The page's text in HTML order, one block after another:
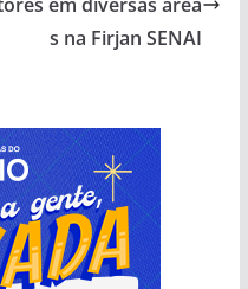
s na Firjan SENAI